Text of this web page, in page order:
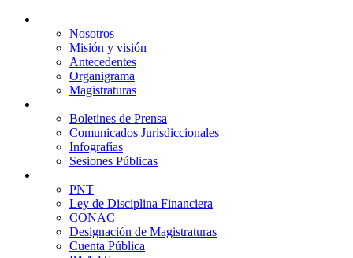
Nosotros
Misión y visión
Antecedentes
Organigrama
Magistraturas
Boletines de Prensa
Comunicados Jurisdiccionales
Infografías
Sesiones Públicas
PNT
Ley de Disciplina Financiera
CONAC
Designación de Magistraturas
Cuenta Pública